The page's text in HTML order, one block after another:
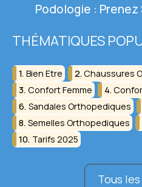
THÉMATIQUES
Bien Etre
Chaussures
Confort Femme
Sandales Orthopediques
Semelles Orthopediques
Tarifs 2025
Tous
Podologie : Prenez